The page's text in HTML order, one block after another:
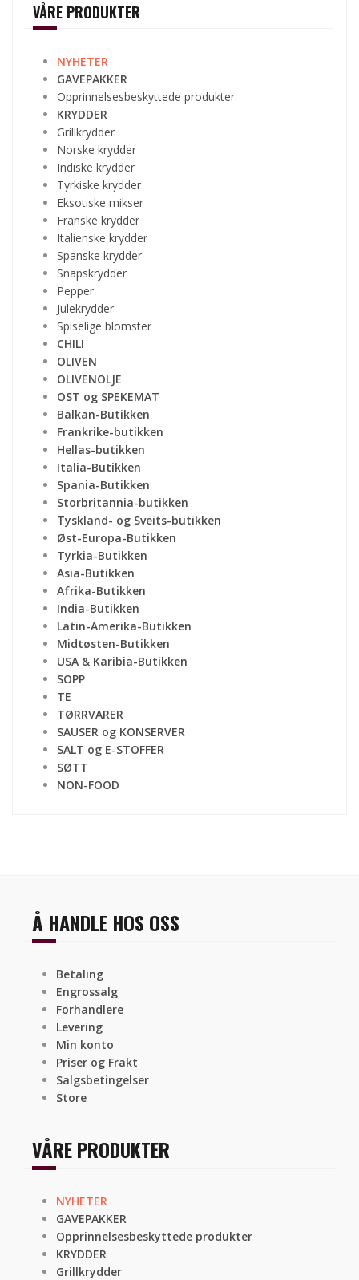
VÅRE PRODUKTER
NYHETER
GAVEPAKKER
Opprinnelsesbeskyttede produkter
KRYDDER
Grillkrydder
Norske krydder
Indiske krydder
Tyrkiske krydder
Eksotiske mikser
Franske krydder
Italienske krydder
Spanske krydder
Snapskrydder
Pepper
Julekrydder
Spiselige blomster
CHILI
OLIVEN
OLIVENOLJE
OST og SPEKEMAT
Balkan-Butikken
Frankrike-butikken
Hellas-butikken
Italia-Butikken
Spania-Butikken
Storbritannia-butikken
Tyskland- og Sveits-butikken
Øst-Europa-Butikken
Tyrkia-Butikken
Asia-Butikken
Afrika-Butikken
India-Butikken
Latin-Amerika-Butikken
Midtøsten-Butikken
USA & Karibia-Butikken
SOPP
TE
TØRRVARER
SAUSER og KONSERVER
SALT og E-STOFFER
SØTT
NON-FOOD
Å HANDLE HOS OSS
Betaling
Engrossalg
Forhandlere
Levering
Min konto
Priser og Frakt
Salgsbetingelser
Store
VÅRE PRODUKTER
NYHETER
GAVEPAKKER
Opprinnelsesbeskyttede produkter
KRYDDER
Grillkrydder